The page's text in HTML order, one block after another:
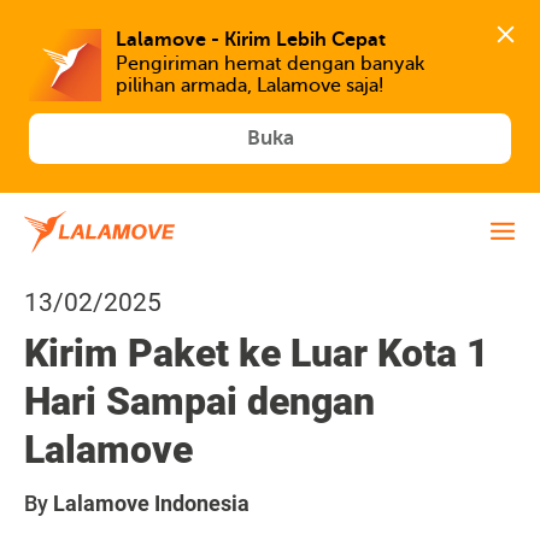
Lalamove - Kirim Lebih Cepat
Pengiriman hemat dengan banyak
Buka
13/02/2025
Kirim Paket ke Luar Kota 1
Hari Sampai dengan
Lalamove
By Lalamove Indonesia